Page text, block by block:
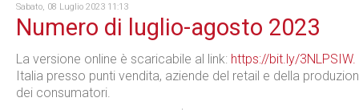
Sabato, 08 Luglio 2023 11:13
Numero di luglio-agosto 2023
La versione online è scaricabile al link: https://bit.ly/3NLPSIW.
Italia presso punti vendita, aziende del retail e della
dei consumatori.